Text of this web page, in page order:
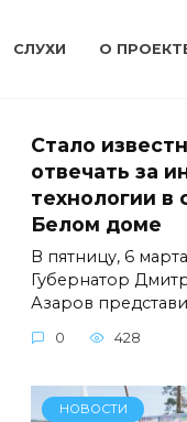
СЛУХИ О
Стало
отвечать за
технологии в
Белом доме
В пятницу, 6
Губернатор
Азаров
0 428
НОВОСТИ